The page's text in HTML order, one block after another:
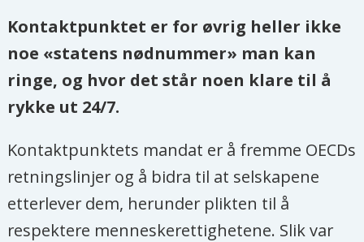
Kontaktpunktet er for øvrig heller ikke
noe «statens nødnummer» man kan
ringe, og hvor det står noen klare til å
rykke ut 24/7.
Kontaktpunktets mandat er å fremme OECDs
retningslinjer og å bidra til at selskapene
etterlever dem, herunder plikten til å
respektere menneskerettighetene. Slik var